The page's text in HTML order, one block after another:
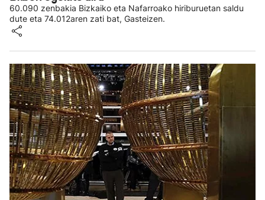
60.090 zenbakia Bizkaiko eta Nafarroako hiriburuetan saldu
dute eta 74.012aren zati bat, Gasteizen.